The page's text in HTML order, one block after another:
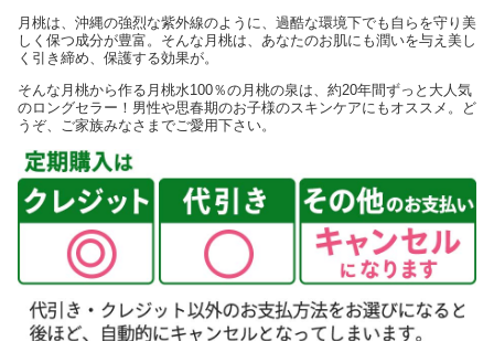
月桃は、沖縄の強烈な紫外線のように、過酷な環境下でも自らを守り美
しく保つ成分が豊富。そんな月桃は、あなたのお肌にも潤いを与え美し
く引き締め、保護する効果が。
そんな月桃から作る月桃水100％の月桃の泉は、約20年間ずっと大人気
のロングセラー！男性や思春期のお子様のスキンケアにもオススメ。ど
うぞ、ご家族みなさまでご愛用下さい。